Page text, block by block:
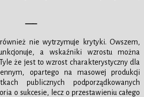
—–
nie wytrzymuje krytyki. Owszem,
a wskaźniki wzrostu można
że jest to wzrost charakterystyczny dla
opartego na masowej produkcji
publicznych podporządkowanych
o sukcesie, lecz o przestawieniu całego